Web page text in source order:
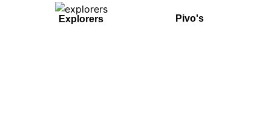
Explorers Pivo's